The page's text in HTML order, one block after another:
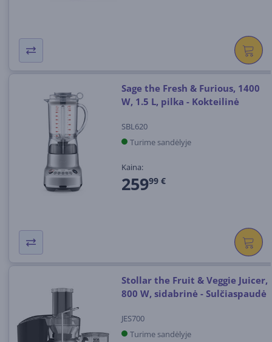
Sage the Fresh & Furious, 1400
W, 1.5 L, pilka - Kokteilinė
SBL620
Turime sandėlyje
Kaina:
25999 €
Stollar the Fruit & Veggie Juicer,
800 W, sidabrinė - Sulčiaspaudė
JES700
Turime sandėlyje